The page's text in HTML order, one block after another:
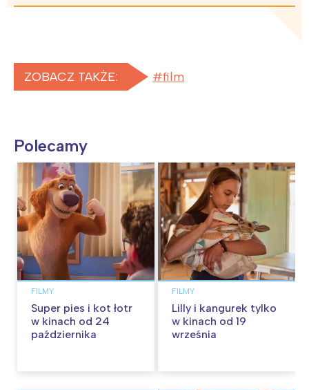
ZOBACZ TAKŻE: film
Polecamy
FILMY
Super pies i kot łotr
w kinach od 24
października
FILMY
Lilly i kangurek tylko
w kinach od 19
września